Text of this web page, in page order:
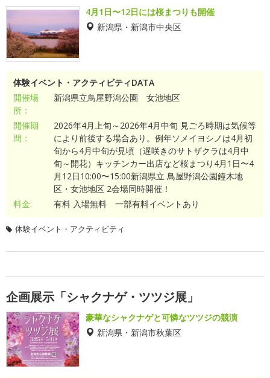
4月1日〜12日には桜まつりも開催
新潟県・新潟市中央区
体験イベント・アクティビティDATA
開催場
所：
新潟県立鳥屋野潟公園 女池地区
開催期
間：
2026年4月上旬～2026年4月中旬 見ごろ時期は気候等
により前後する場合あり。例年ソメイヨシノは4月初
旬から4月中旬が見頃（遅咲きのサトザクラは4月中
旬～開花）キッチンカー出店など桜まつり4月1日〜4
月12日10:00〜15:00新潟県立 鳥屋野潟公園鐘木地
区・女池地区 2会場同時開催！
料金:
有料 入場無料 一部有料イベントあり
体験イベント・アクティビティ
企画展示「シャクナゲ・ツツジ展」
豪華なシャクナゲと可憐なツツジの競演
新潟県・新潟市秋葉区